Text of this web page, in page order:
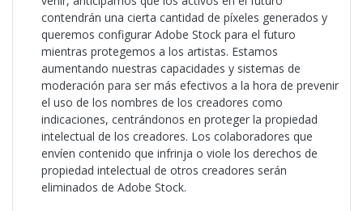
contendrán una cierta cantidad de píxeles generados y
queremos configurar Adobe Stock para el futuro
mientras protegemos a los artistas. Estamos
aumentando nuestras capacidades y sistemas de
moderación para ser más efectivos a la hora de prevenir
el uso de los nombres de los creadores como
indicaciones, centrándonos en proteger la propiedad
intelectual de los creadores. Los colaboradores que
envíen contenido que infrinja o viole los derechos de
propiedad intelectual de otros creadores serán
eliminados de Adobe Stock.